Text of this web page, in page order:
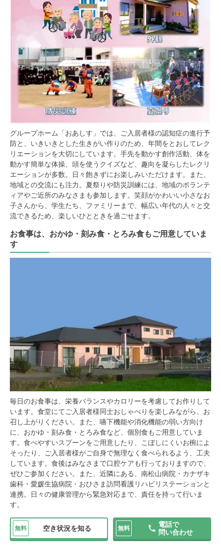
グループホーム「おあしす」では、ご入居者様の認知症の進行予
防と、いきいきとした生きがい作りのため、年間をとおしてレク
リエーションを大切にしています。手先を動かす創作活動、体を
動かす簡単な体操、頭を使うクイズなど、趣向を凝らしたレクリ
エーションが多数。日々飽きずにお楽しみいただけます。また、
地域との交流にも注力。夏祭りや防災訓練には、地域のボランテ
ィアやご近所のみなさまも参加します。笑顔がかわいい小さなお
子さんから、学生たち、ファミリーまで、幅広い年代の人々と交
流できるため、楽しいひとときを過ごせます。
お食事は、おかゆ・刻み食・とろみ食もご用意していま
す
毎日のお食事は、栄養バランスやカロリーを考慮してお作りして
います。食堂にてご入居者様同士おしゃべりを楽しみながら、お
召し上がりください。また、嚥下機能や消化機能の弱い方向け
に、おかゆ・刻み食・とろみ食など、個別食もご用意していま
す。食べやすいスプーンをご用意したり、こぼしにくいお椀によ
そったり、ご入居者様がご自身で無理なく食べられるよう、工夫
しています。食後はみなさまで口腔ケアも行っておりますので、
ぜひご参加ください。また、近隣にある、南松山病院・カナザキ
歯科・愛媛生協病院・おひさま訪問看護リハビリステーションと
連携。日々の健康管理から緊急対応まで、責任を持って行いま
す。
無料 空き状況を知る 無料
電話で
問い合わせ